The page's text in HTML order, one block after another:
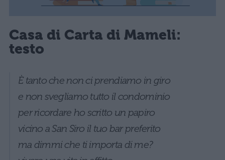
Casa di Carta di Mameli:
testo
È tanto che non ci prendiamo in giro
e non svegliamo tutto il condominio
per ricordare ho scritto un papiro
vicino a San Siro il tuo bar preferito
ma dimmi che ti importa di me?